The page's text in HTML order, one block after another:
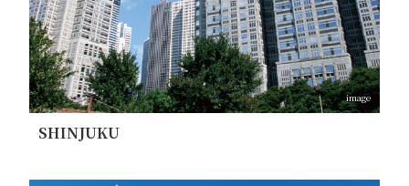
image
SHINJUKU